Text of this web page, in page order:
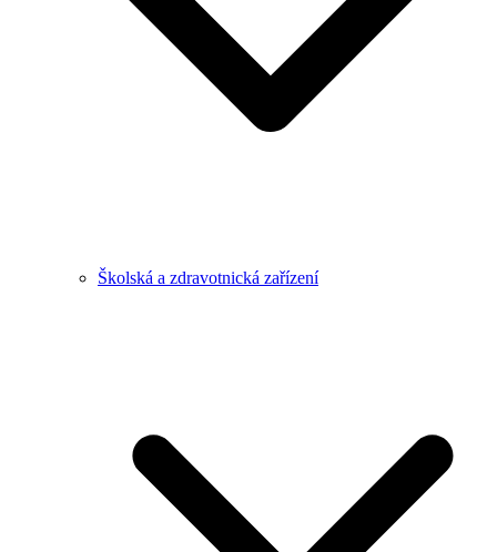
Školská a zdravotnická zařízení